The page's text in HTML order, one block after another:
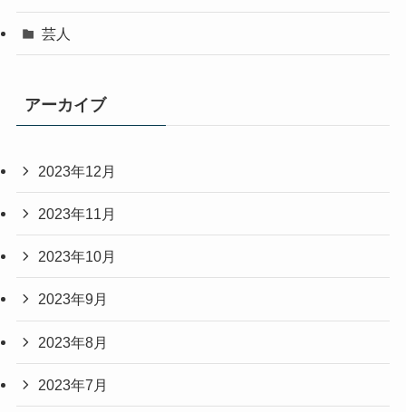
芸人
アーカイブ
2023年12月
2023年11月
2023年10月
2023年9月
2023年8月
2023年7月